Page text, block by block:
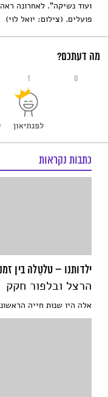
ועוד נשיקה". לאחרונה
פועלים. (צילום: יואל לוי)
מה דעתכם?
1 0
כתבות נקראות
ילדותנו – טלטֵלה בין
הרצל ובלפור חקק
אלה היו שנות חייה